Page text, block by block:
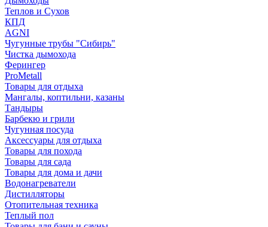
Теплов и Сухов
КПД
AGNI
Чугунные трубы "Сибирь"
Чистка дымохода
Ферингер
ProMetall
Товары для отдыха
Мангалы, коптильни, казаны
Тандыры
Барбекю и грили
Чугунная посуда
Аксессуары для отдыха
Товары для похода
Товары для сада
Товары для дома и дачи
Водонагреватели
Дистилляторы
Отопительная техника
Теплый пол